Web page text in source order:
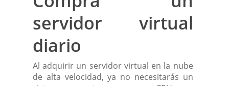
servidor virtual
diario
Al adquirir un servidor virtual en la nube
de alta velocidad, ya no necesitarás un